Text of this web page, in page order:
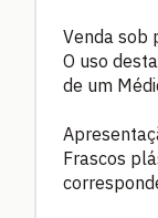
Venda sob
O uso
de um
Frascos